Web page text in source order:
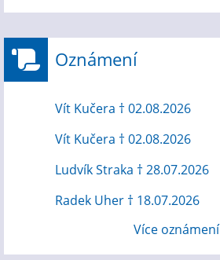
Oznámení
Vít Kučera † 02.08.2026
Vít Kučera † 02.08.2026
Ludvík Straka † 28.07.2026
Radek Uher † 18.07.2026
Více oznámení